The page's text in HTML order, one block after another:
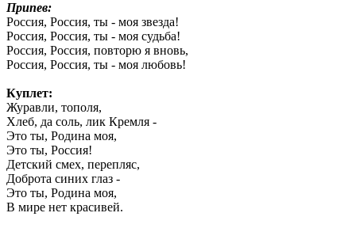
Припев:
Россия, Россия, ты - моя звезда!
Россия, Россия, ты - моя судьба!
Россия, Россия, повторю я вновь,
Россия, Россия, ты - моя любовь!
Куплет:
Журавли, тополя,
Хлеб, да соль, лик Кремля -
Это ты, Родина моя,
Это ты, Россия!
Детский смех, перепляс,
Доброта синих глаз -
Это ты, Родина моя,
В мире нет красивей.